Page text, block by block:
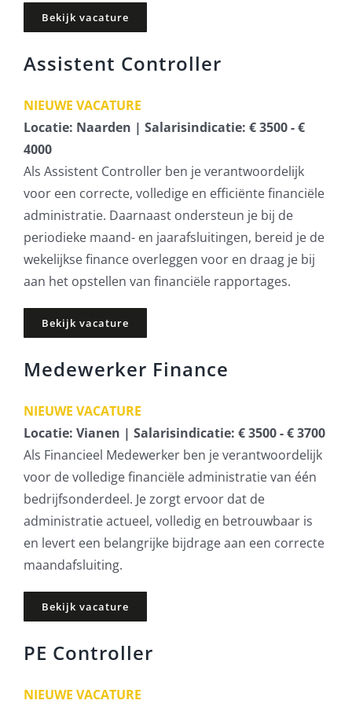
Bekijk vacature
Assistent Controller
NIEUWE VACATURE
Locatie: Naarden | Salarisindicatie: € 3500 - €
4000
Als Assistent Controller ben je verantwoordelijk
voor een correcte, volledige en efficiënte financiële
administratie. Daarnaast ondersteun je bij de
periodieke maand- en jaarafsluitingen, bereid je de
wekelijkse finance overleggen voor en draag je bij
aan het opstellen van financiële rapportages.
Bekijk vacature
Medewerker Finance
NIEUWE VACATURE
Locatie: Vianen | Salarisindicatie: € 3500 - € 3700
Als Financieel Medewerker ben je verantwoordelijk
voor de volledige financiële administratie van één
bedrijfsonderdeel. Je zorgt ervoor dat de
administratie actueel, volledig en betrouwbaar is
en levert een belangrijke bijdrage aan een correcte
maandafsluiting.
Bekijk vacature
PE Controller
NIEUWE VACATURE